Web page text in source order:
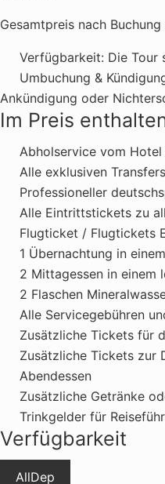
Gesamtpreis nach
Verfügbarkeit: Die Tour
Umbuchung &
Ankündigung oder
Im Preis
Abholservice vom Hotel
Alle exklusiven
Professioneller
Alle Eintrittstickets zu
Flugticket / Flugtickets
1 Übernachtung in
2 Mittagessen in einem
2 Flaschen
Alle Servicegebühren
Zusätzliche Tickets für
Zusätzliche Tickets zur
Abendessen
Zusätzliche Getränke
Trinkgelder für
Verfügbarkeit
AllDep